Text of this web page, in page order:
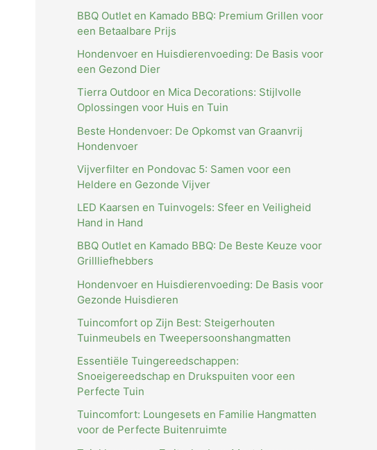
BBQ Outlet en Kamado BBQ: Premium Grillen voor
een Betaalbare Prijs
Hondenvoer en Huisdierenvoeding: De Basis voor
een Gezond Dier
Tierra Outdoor en Mica Decorations: Stijlvolle
Oplossingen voor Huis en Tuin
Beste Hondenvoer: De Opkomst van Graanvrij
Hondenvoer
Vijverfilter en Pondovac 5: Samen voor een
Heldere en Gezonde Vijver
LED Kaarsen en Tuinvogels: Sfeer en Veiligheid
Hand in Hand
BBQ Outlet en Kamado BBQ: De Beste Keuze voor
Grillliefhebbers
Hondenvoer en Huisdierenvoeding: De Basis voor
Gezonde Huisdieren
Tuincomfort op Zijn Best: Steigerhouten
Tuinmeubels en Tweepersoonshangmatten
Essentiële Tuingereedschappen:
Snoeigereedschap en Drukspuiten voor een
Perfecte Tuin
Tuincomfort: Loungesets en Familie Hangmatten
voor de Perfecte Buitenruimte